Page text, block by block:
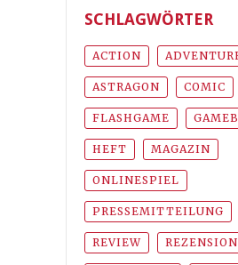
SCHLAGWÖRTER
ACTION
ASTRAGON COMIC
FLASHGAME
HEFT MAGAZIN
ONLINESPIEL
PRESSEMITTEILUNG
REVIEW REZENSION